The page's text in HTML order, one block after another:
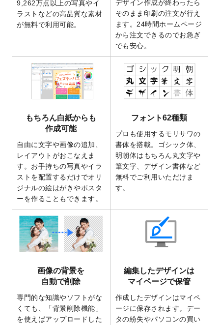
開いたしました。
2025/9/30
【新商品】クリアファイルバッグ が作成で
きるようになりました！
2026年午年の年賀状デザインテンプレート
を公開いたしました。
2025/9/10
喪中はがき・寒中見舞いのデザインテンプ
レートを公開いたしました。
2025/8/1
9,160万点以上の写真やイラスト素材が無料
2025/7/30
キャンバスプリントのデザインテンプレー
トを追加いたしました。
2025/6/30
暑中見舞いのデザインテンプレートを追加
しました。
2025/6/27
キャンバスプリントのデザインテンプレー
トを追加いたしました。
2025/6/24
2026年版1月始まりのカレンダーデザイン
テンプレートを公開いたしました。
2025/6/9
「背景削除機能
」を実装しました。
2025/4/3
DMのデザインテンプレートを追加しまし
た。
を追加しました。
マスキングテープのデザインテンプレート
を追加しました。
2025/1/15
配置できるデータ形式が増えました。
（pdf、psd、eps、tifに対応）
9,262万点以上の写真やイ
ラストなどの高品質な素材
が無料で利用可能。
デザイン作成が終わったら
そのまま印刷の注文が行え
ます。24時間ホームページ
から注文できるのでお急ぎ
でも安心。
もちろん白紙からも
作成可能
自由に文字や画像の追加、
レイアウトがおこなえま
す。お手持ちの写真やイラ
ストを配置するだけでオリ
ジナルの絵はがきやポスタ
ーを作ることもできます。
フォント62種類
プロも使用するモリサワの
書体を搭載。ゴシック体、
明朝体はもちろん丸文字や
筆文字、デザイン書体など
無料でご利用いただけま
す。
画像の背景を
自動で削除
専門的な知識やソフトがな
くても、「背景削除機能」
を使えばアップロードした
編集したデザインは
マイページで保管
作成したデザインはマイペ
ージに保存されます。デー
タの紛失やパソコンの買い